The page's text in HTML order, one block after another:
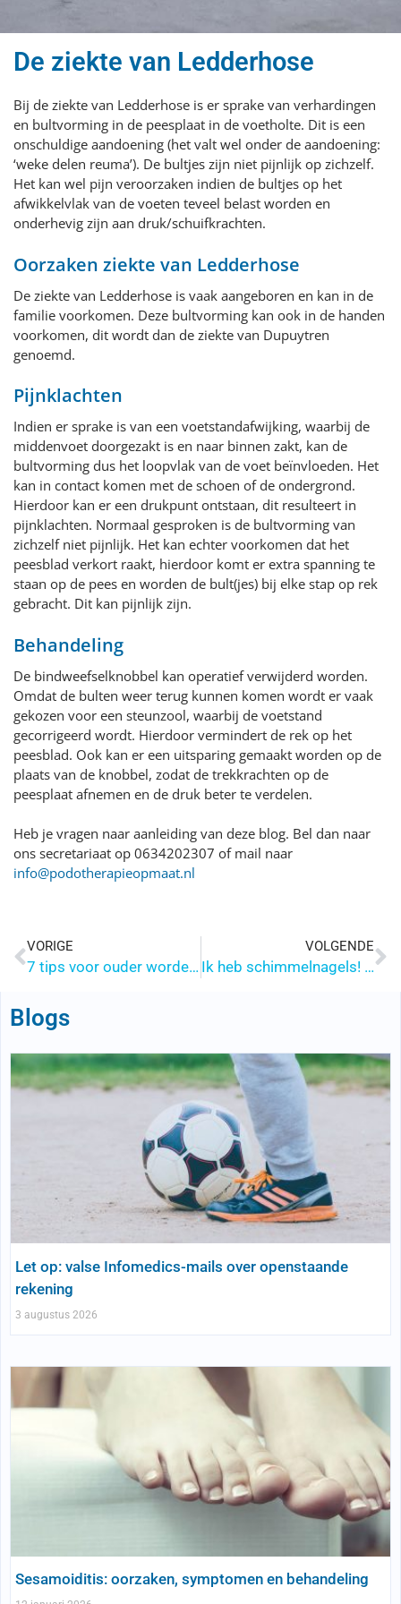
De ziekte van Ledderhose
Bij de ziekte van Ledderhose is er sprake van verhardingen
en bultvorming in de peesplaat in de voetholte. Dit is een
onschuldige aandoening (het valt wel onder de aandoening:
‘weke delen reuma’). De bultjes zijn niet pijnlijk op zichzelf.
Het kan wel pijn veroorzaken indien de bultjes op het
afwikkelvlak van de voeten teveel belast worden en
onderhevig zijn aan druk/schuifkrachten.
Oorzaken ziekte van Ledderhose
De ziekte van Ledderhose is vaak aangeboren en kan in de
familie voorkomen. Deze bultvorming kan ook in de handen
voorkomen, dit wordt dan de ziekte van Dupuytren
genoemd.
Pijnklachten
Indien er sprake is van een voetstandafwijking, waarbij de
middenvoet doorgezakt is en naar binnen zakt, kan de
bultvorming dus het loopvlak van de voet beïnvloeden. Het
kan in contact komen met de schoen of de ondergrond.
Hierdoor kan er een drukpunt ontstaan, dit resulteert in
pijnklachten. Normaal gesproken is de bultvorming van
zichzelf niet pijnlijk. Het kan echter voorkomen dat het
peesblad verkort raakt, hierdoor komt er extra spanning te
staan op de pees en worden de bult(jes) bij elke stap op rek
gebracht. Dit kan pijnlijk zijn.
Behandeling
De bindweefselknobbel kan operatief verwijderd worden.
Omdat de bulten weer terug kunnen komen wordt er vaak
gekozen voor een steunzool, waarbij de voetstand
gecorrigeerd wordt. Hierdoor vermindert de rek op het
peesblad. Ook kan er een uitsparing gemaakt worden op de
plaats van de knobbel, zodat de trekkrachten op de
peesplaat afnemen en de druk beter te verdelen.
Heb je vragen naar aanleiding van deze blog. Bel dan naar
ons secretariaat op 0634202307 of mail naar
info@podotherapieopmaat.nl
VORIGE
7 tips voor ouder wordende voeten
VOLGENDE
Ik heb schimmelnagels! Wat nu?
Blogs
Let op: valse Infomedics-mails over openstaande
rekening
3 augustus 2026
Sesamoiditis: oorzaken, symptomen en behandeling